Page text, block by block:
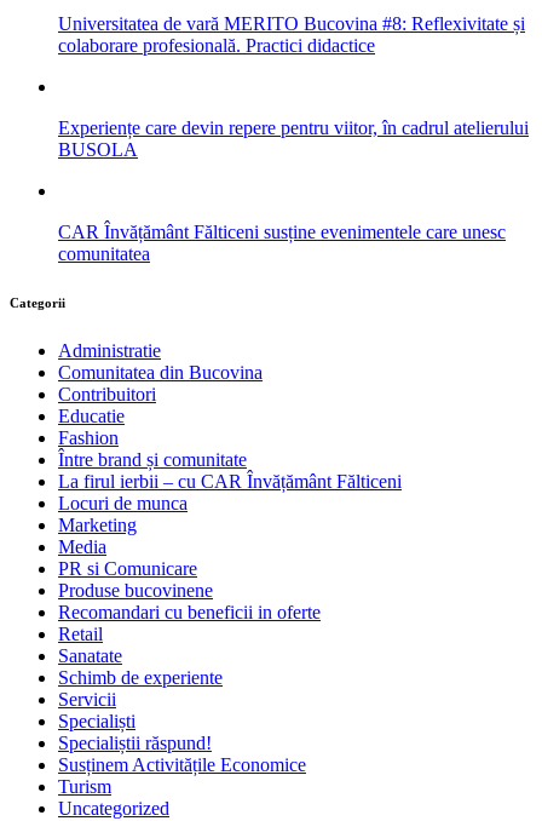
Universitatea de vară MERITO Bucovina #8: Reflexivitate și
colaborare profesională. Practici didactice
Experiențe care devin repere pentru viitor, în cadrul atelierului
BUSOLA
CAR Învățământ Fălticeni susține evenimentele care unesc
comunitatea
Categorii
Administratie
Comunitatea din Bucovina
Contribuitori
Educatie
Fashion
Între brand și comunitate
La firul ierbii – cu CAR Învățământ Fălticeni
Locuri de munca
Marketing
Media
PR si Comunicare
Produse bucovinene
Recomandari cu beneficii in oferte
Retail
Sanatate
Schimb de experiente
Servicii
Specialiști
Specialiștii răspund!
Susținem Activitățile Economice
Turism
Uncategorized